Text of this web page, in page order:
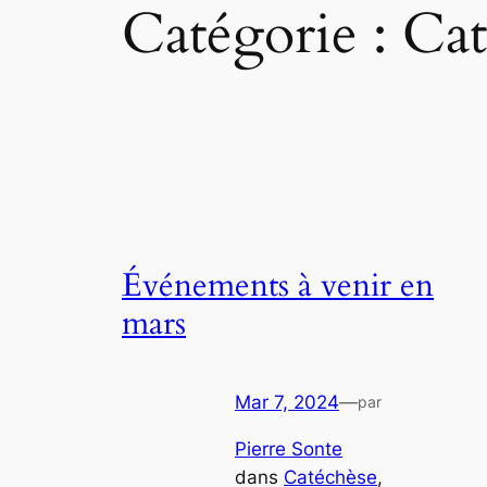
Catégorie :
Événements à venir en
mars
Mar 7, 2024—par
Pierre Sonte
dans Catéchèse